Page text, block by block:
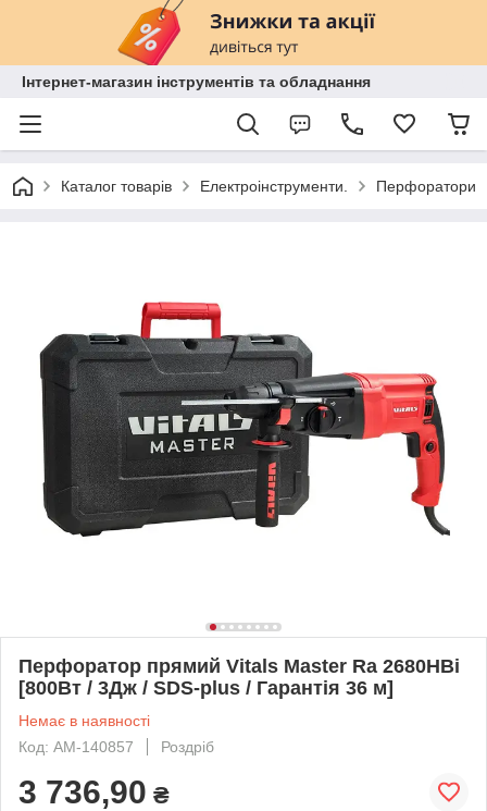
Інтернет-магазин інструментів та обладнання
Каталог товарів Електроінструменти. Перфоратори
Перфоратор прямий Vitals Master Ra 2680HBi
[800Вт / 3Дж / SDS-plus / Гарантія 36 м]
Немає в наявності
Код: AM-140857
Роздріб
3 736,90 ₴